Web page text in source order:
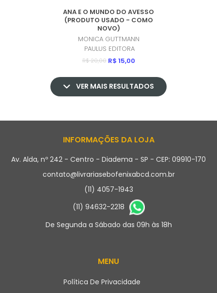
ANA E O MUNDO DO AVESSO
(PRODUTO USADO - COMO
NOVO)
MONICA GUTTMANN
PAULUS EDITORA
R$ 20,00 R$ 15,00
VER MAIS RESULTADOS
INFORMAÇÕES DA LOJA
Av. Alda, nº 242 - Centro - Diadema - SP - CEP: 09910-170
contato@livrariasebofenixabcd.com.br
(11) 4057-1943
(11) 94632-2218
De Segunda a Sábado das 09h às 18h
MENU
Política De Privacidade